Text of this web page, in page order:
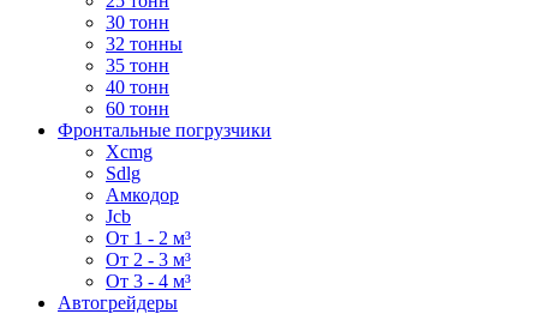
30 тонн
32 тонны
35 тонн
40 тонн
60 тонн
Фронтальные погрузчики
Xcmg
Sdlg
Амкодор
Jcb
От 1 - 2 м³
От 2 - 3 м³
От 3 - 4 м³
Автогрейдеры